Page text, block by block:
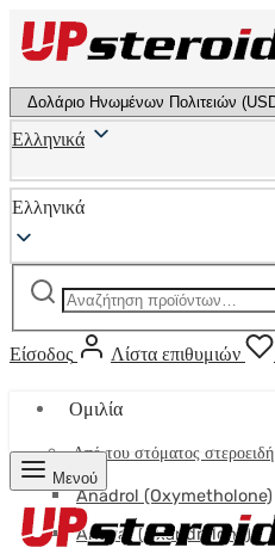
Ελληνικά
Ελληνικά
Αναζήτηση
Είσοδος Λίστα επιθυμιών
Ομιλία
Από του στόματος στεροειδή
Anadrol (Oxymetholone)
Anavar (Oxandrolone)
Μενού